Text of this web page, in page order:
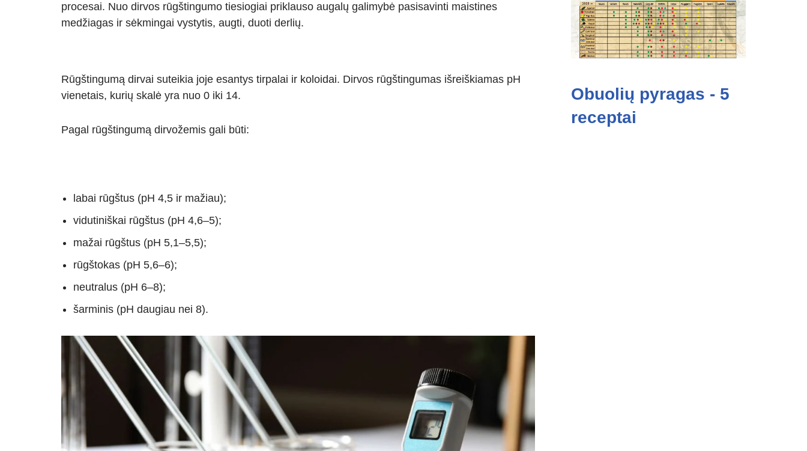
procesai. Nuo dirvos rūgštingumo tiesiogiai priklauso augalų galimybė pasisavinti maistines
medžiagas ir sėkmingai vystytis, augti, duoti derlių.
Rūgštingumą dirvai suteikia joje esantys tirpalai ir koloidai. Dirvos rūgštingumas išreiškiamas pH
vienetais, kurių skalė yra nuo 0 iki 14.
Pagal rūgštingumą dirvožemis gali būti:
labai rūgštus (pH 4,5 ir mažiau);
vidutiniškai rūgštus (pH 4,6–5);
mažai rūgštus (pH 5,1–5,5);
rūgštokas (pH 5,6–6);
neutralus (pH 6–8);
šarminis (pH daugiau nei 8).
Obuolių pyragas - 5
receptai